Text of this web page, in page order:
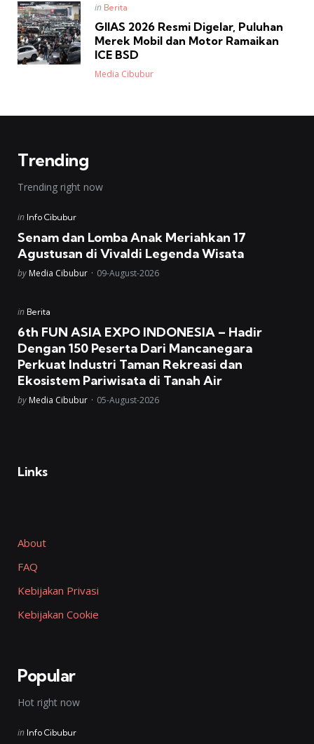
Posted
in
in Berita
GIIAS 2026 Resmi Digelar, Puluhan
Merek Mobil dan Motor Ramaikan
ICE BSD
Posted
Media Cibubur
Trending
Trending right now
Posted
in Info Cibubur
Senam dan Lomba Anak Meriahkan 17
Agustusan di Vivaldi Legenda Wisata
Posted
by Media Cibubur 09-August-2026
Posted
in Berita
6th FUN ASIA EXPO INDONESIA – Hadir
Dengan 150 Peserta Dari Mancanegara
Perkuat Industri Taman Rekreasi dan
Ekosistem Pariwisata di Tanah Air
Posted
by Media Cibubur 05-August-2026
Links
About
FAQ
Kebijakan Privasi
Kebijakan Cookie
Popular
Hot right now
Posted
in Info Cibubur